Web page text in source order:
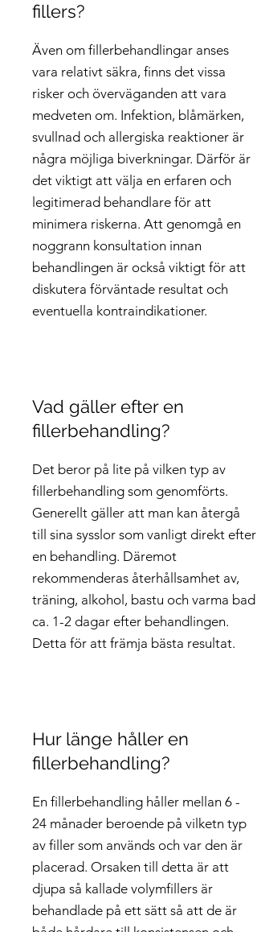
fillers?
Även om fillerbehandlingar anses
vara relativt säkra, finns det vissa
risker och överväganden att vara
medveten om. Infektion, blåmärken,
svullnad och allergiska reaktioner är
några möjliga biverkningar. Därför är
det viktigt att välja en erfaren och
legitimerad behandlare för att
minimera riskerna. Att genomgå en
noggrann konsultation innan
behandlingen är också viktigt för att
diskutera förväntade resultat och
eventuella kontraindikationer.
Vad gäller efter en
fillerbehandling?
Det beror på lite på vilken typ av
fillerbehandling som genomförts.
Generellt gäller att man kan återgå
till sina sysslor som vanligt direkt efter
en behandling. Däremot
rekommenderas återhållsamhet av,
träning, alkohol, bastu och varma bad
ca. 1-2 dagar efter behandlingen.
Detta för att främja bästa resultat.
Hur länge håller en
fillerbehandling?
En fillerbehandling håller mellan 6 -
24 månader beroende på vilketn typ
av filler som används och var den är
placerad. Orsaken till detta är att
djupa så kallade volymfillers är
behandlade på ett sätt så att de är